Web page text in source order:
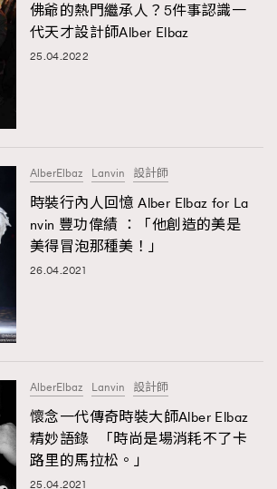
TRENDING
DressLikeAParisienne
FashionWeek
Hommes
AFrenchMind
DressLikeAParisienne 1
EmpowerF 103
FashionWeek 191
FigaroAesthetic 308
FigaroBeautyRitual
FigaroCeleb 547
FigaroCinéma 281
FigaroDigitalCover 17
FigaroExhibition 12
FigaroExpert
Wyman 揭曉 Figaro Exhibition
第二站！
佛爺的熱門繼承人？5件事認識一
代天才設計師Alber Elbaz
25.04.2022
AlberElbaz Lanvin 設計師
時裝行內人回憶 Alber Elbaz for La
nvin 豐功偉績 ：「他創造的美是
美得冒泡那種美！」
26.04.2021
AlberElbaz Lanvin 設計師
懷念一代傳奇時裝大師Alber Elbaz
精妙語錄 「時尚是場消耗不了卡
路里的馬拉松。」
25.04.2021